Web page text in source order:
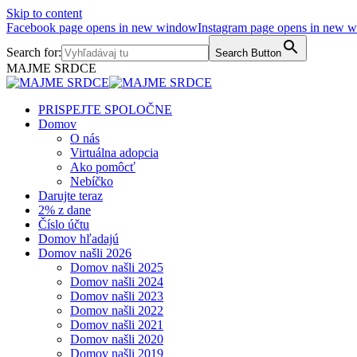
Skip to content
Facebook page opens in new windowInstagram page opens in new
Search for:
Search Button
MAJME SRDCE
PRISPEJTE SPOLOČNE
Domov
O nás
Virtuálna adopcia
Ako pomôcť
Nebíčko
Darujte teraz
2% z dane
Číslo účtu
Domov hľadajú
Domov našli 2026
Domov našli 2025
Domov našli 2024
Domov našli 2023
Domov našli 2022
Domov našli 2021
Domov našli 2020
Domov našli 2019